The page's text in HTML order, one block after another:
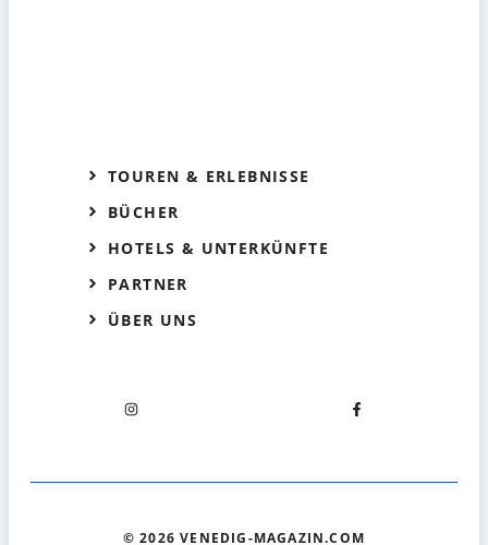
TOUREN & ERLEBNISSE
BÜCHER
HOTELS & UNTERKÜNFTE
PARTNER
ÜBER UNS
© 2026 VENEDIG-MAGAZIN.COM